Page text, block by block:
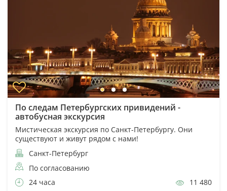
По следам Петербургских привидений -
автобусная экскурсия
Мистическая экскурсия по Санкт-Петербургу. Они
существуют и живут рядом с нами!
Санкт-Петербург
По согласованию
24 часа
11 480